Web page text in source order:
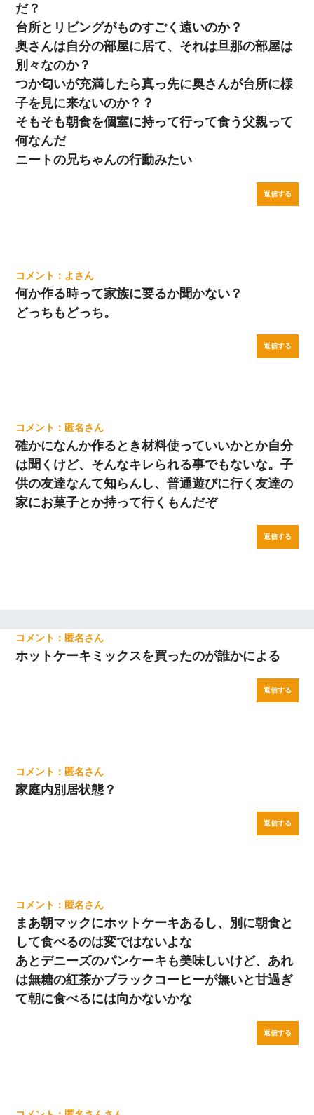
だ？
台所とリビングがものすごく遠いのか？
奥さんは自分の部屋に居て、それは旦那の部屋は
別々なのか？
つか匂いが充満したら真っ先に奥さんが台所に様
子を見に来ないのか？？
そもそも朝食を個室に持って行って食う父親って
何なんだ
ニートの兄ちゃんの行動みたい
返信する
よ
何か作る時って家族に要るか聞かない？
どっちもどっち。
返信する
匿名
確かになんか作るとき材料使っていいかとか自分
は聞くけど、そんなキレられる事でもないな。子
供の友達なんて知らんし、普通遊びに行く友達の
家にお菓子とか持って行くもんだぞ
返信する
匿名
ホットケーキミックスを買ったのが誰かによる
返信する
匿名
家庭内別居状態？
返信する
匿名
まあ朝マックにホットケーキあるし、別に朝食と
して食べるのは変ではないよな
あとデニーズのパンケーキも美味しいけど、あれ
は無糖の紅茶かブラックコーヒーが無いと甘過ぎ
て朝に食べるには向かないかな
返信する